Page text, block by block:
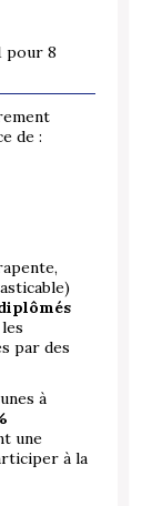
pour 8
de :
par des
à
une
à la